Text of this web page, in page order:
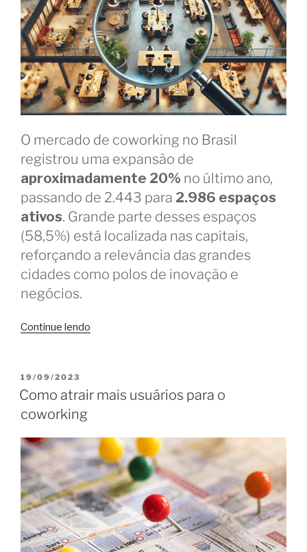
O mercado de coworking no Brasil
registrou uma expansão de
aproximadamente 20% no último ano,
passando de 2.443 para 2.986 espaços
ativos. Grande parte desses espaços
(58,5%) está localizada nas capitais,
reforçando a relevância das grandes
cidades como polos de inovação e
negócios.
Continue lendo
revela
aponta
tendências”
PUBLICADO
EM
19/09/2023
Como atrair mais usuários para o
coworking